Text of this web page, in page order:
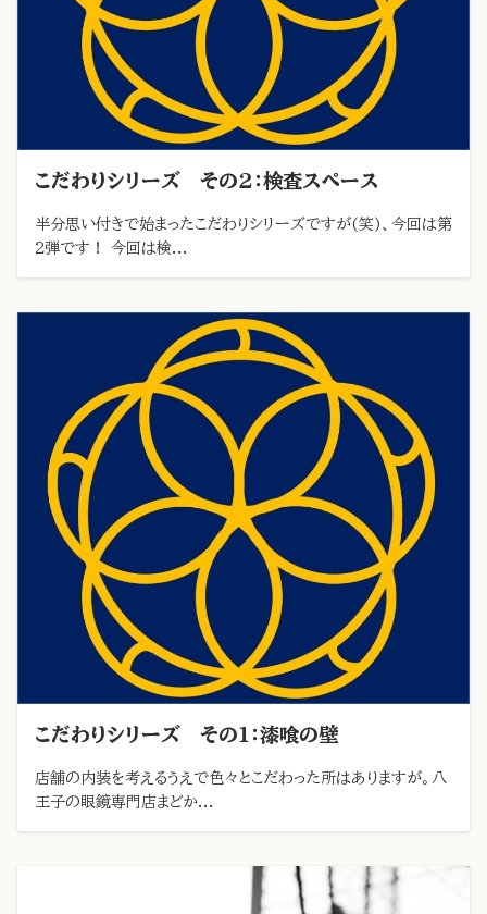
こだわりシリーズ その2：検査スペース
半分思い付きで始まったこだわりシリーズですが(笑)、今回は第
2弾です！ 今回は検...
こだわりシリーズ その１：漆喰の壁
店舗の内装を考えるうえで色々とこだわった所はありますが。八
王子の眼鏡専門店まどか...